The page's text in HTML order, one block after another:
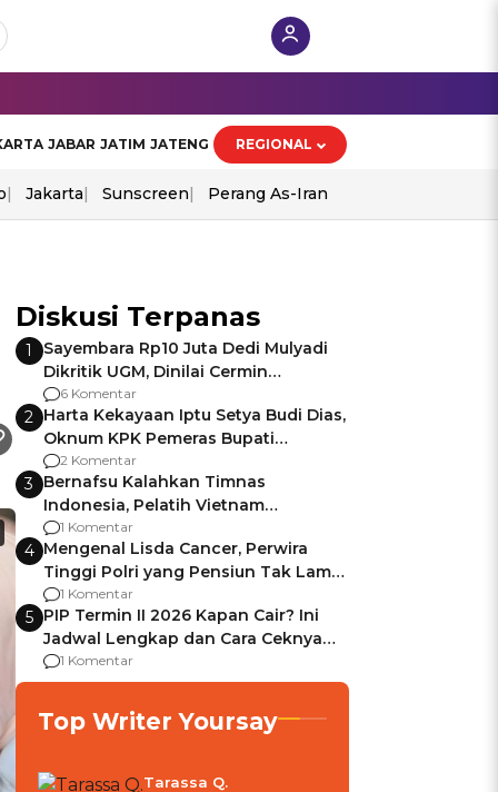
JABAR JATIM JATENG REGIONAL
Jakarta Sunscreen Perang As-Iran
Diskusi Terpanas
1
Sayembara Rp10 Juta Dedi Mulyadi
Dikritik UGM, Dinilai Cermin
Gagalnya Negara Jamin Keamanan
6 Komentar
2 Harta Kekayaan Iptu Setya Budi Dias,
Oknum KPK Pemeras Bupati
Pemalang
2 Komentar
3 Bernafsu Kalahkan Timnas
Indonesia, Pelatih Vietnam
Berencana Pakai Jimat di Pakansari
1 Komentar
4 Mengenal Lisda Cancer, Perwira
Tinggi Polri yang Pensiun Tak Lama
Usai Jadi Brigjen
1 Komentar
5 PIP Termin II 2026 Kapan Cair? Ini
Jadwal Lengkap dan Cara Ceknya
agar Dana Tidak Hangus!
1 Komentar
Top Writer Yoursay
Tarassa Q.